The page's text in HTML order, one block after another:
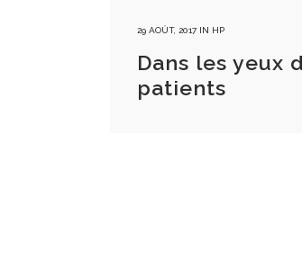
29 AOÛT, 2017 IN HP
Dans les yeux
patients